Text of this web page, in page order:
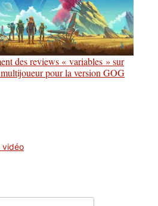
des reviews « variables » sur
pour la version GOG
vidéo